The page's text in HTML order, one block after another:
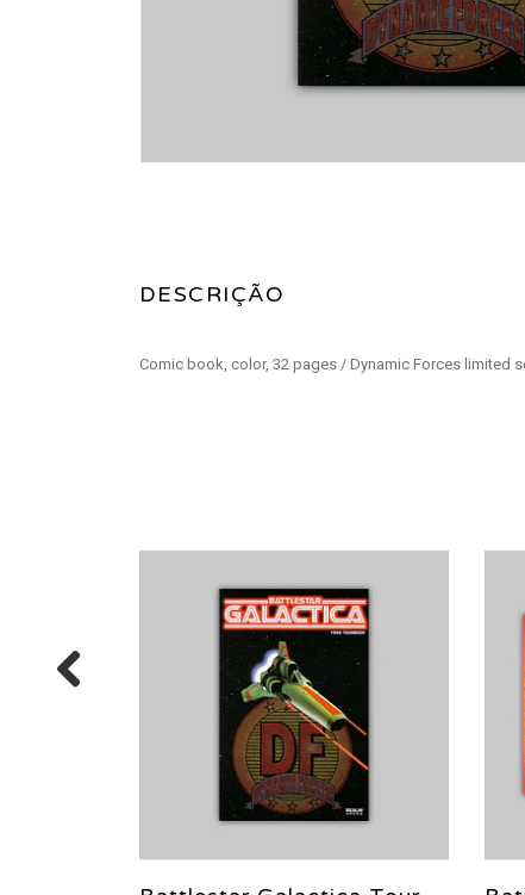
DESCRIÇÃO
Comic book, color, 32 pages / Dynamic Forces limited